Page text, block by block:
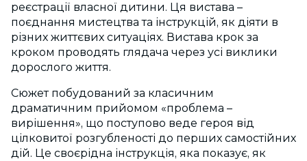
реєстрації власної дитини. Ця вистава –
поєднання мистецтва та інструкцій, як діяти в
різних життєвих ситуаціях. Вистава крок за
кроком проводять глядача через усі виклики
дорослого життя.
Сюжет побудований за класичним
драматичним прийомом «проблема –
вирішення», що поступово веде героя від
цілковитої розгубленості до перших самостійних
дій. Це своєрідна інструкція, яка показує, як